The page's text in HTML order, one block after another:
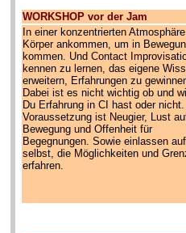
WORKSHOP vor der Jam
In einer konzentrierten
Körper ankommen, um in
kommen. Und Contact
kennen zu lernen, das eigene
erweitern, Erfahrungen zu
Dabei ist es nicht wichtig ob und
Du Erfahrung in CI hast oder nicht.
Voraussetzung ist Neugier, Lust
Bewegung und Offenheit für
Begegnungen. Sowie einlassen
selbst, die Möglichkeiten und
erfahren.